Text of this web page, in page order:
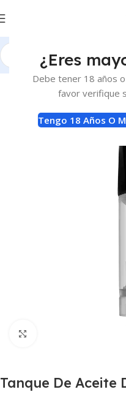
¿Eres
Debe tener 18 años
favor verifique
Tengo 18 Años O
Inicio Atomizadores
Haga clic para
Tanque De Aceite